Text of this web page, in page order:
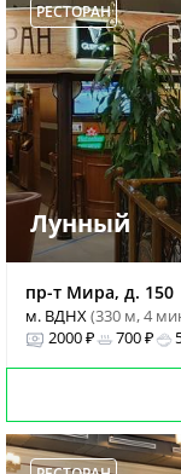
РЕСТОРАН
Лунный
пр-т Мира, д. 150
м. ВДНХ(330 м, 4
2000 ₽
700 ₽